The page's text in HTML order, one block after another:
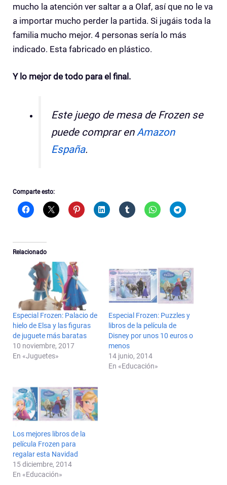
mucho la atención ver saltar a a Olaf, así que no le va
a importar mucho perder la partida. Si jugáis toda la
familia mucho mejor. 4 personas sería lo más
indicado. Esta fabricado en plástico.
Y lo mejor de todo para el final.
Este juego de mesa de Frozen se
puede comprar enAmazon
España.
Comparte esto:
Relacionado
Especial Frozen: Palacio de
hielo de Elsa y las figuras
de juguete más baratas
10 noviembre, 2017
En «Juguetes»
Especial Frozen: Puzzles y
libros de la película de
Disney por unos 10 euros o
menos
14 junio, 2014
En «Educación»
Los mejores libros de la
película Frozen para
regalar esta Navidad
15 diciembre, 2014
En «Educación»